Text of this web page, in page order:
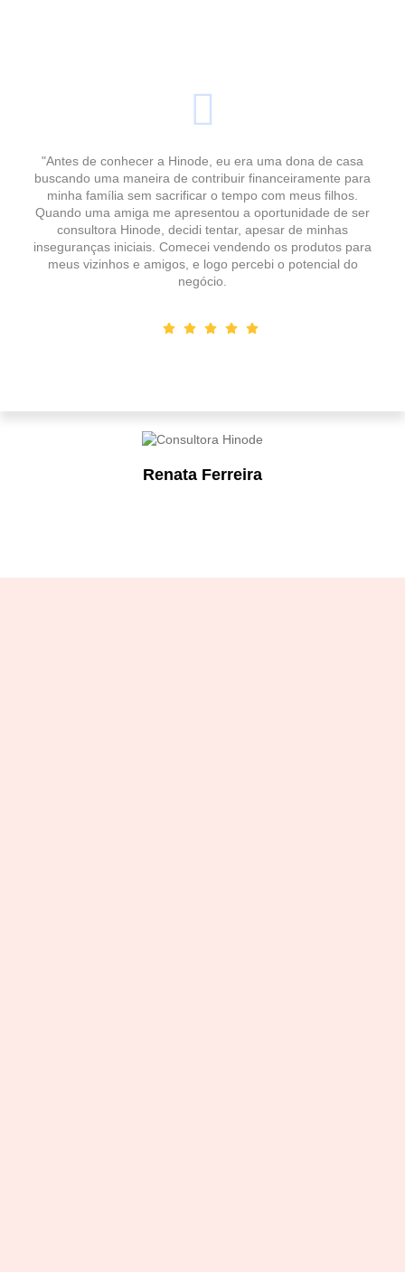
Renata Ferreira
"Antes de conhecer a Hinode, eu era uma dona de casa
buscando uma maneira de contribuir financeiramente para
minha família sem sacrificar o tempo com meus filhos.
Quando uma amiga me apresentou a oportunidade de ser
consultora Hinode, decidi tentar, apesar de minhas
inseguranças iniciais. Comecei vendendo os produtos para
meus vizinhos e amigos, e logo percebi o potencial do
negócio.